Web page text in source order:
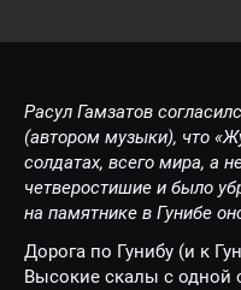
Расул Гамзатов
(автором музыки), что
солдатах, всего мира, а
четверостишие и было
на памятнике в Гунибе
Дорога по Гунибу (и к
Высокие скалы с одной